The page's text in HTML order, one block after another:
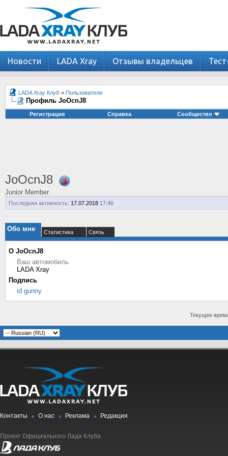
Новости LADA Xray Отзывы владельцев
LADA Xray Клуб > Пользователи
Профиль JoOcnJ8
Регистрация Справка Сообщество
JoOcnJ8
Junior Member
Последняя активность: 17.07.2018 17:46
Обо мне Статистика Связь
О JoOcnJ8
Ваш автомобиль
LADA Xray
Подпись
id gunny
Текущее
Контакты О нас Реклама Редакция
Проект Официального Лада Клуба